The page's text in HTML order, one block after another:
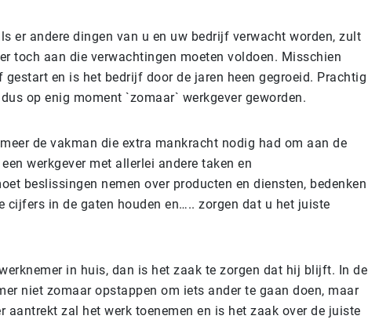
er andere dingen van u en uw bedrijf verwacht worden, zult
toch aan die verwachtingen moeten voldoen. Misschien
en is het bedrijf door de jaren heen gegroeid. Prachtig
op enig moment `zomaar` werkgever geworden.
de vakman die extra mankracht nodig had om aan de
werkgever met allerlei andere taken en
beslissingen nemen over producten en diensten, bedenken
cijfers in de gaten houden en….. zorgen dat u het juiste
in huis, dan is het zaak te zorgen dat hij blijft. In de
niet zomaar opstappen om iets ander te gaan doen, maar
aantrekt zal het werk toenemen en is het zaak over de juiste